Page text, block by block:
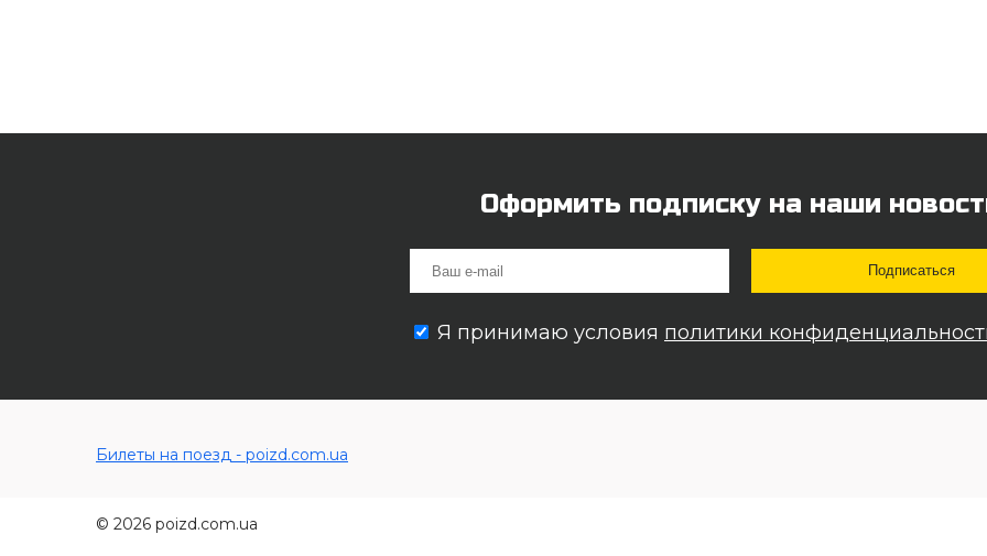
Оформить подписку на наши
Я принимаю условия политики
Билеты на поезд - poizd.com.ua
© 2026 poizd.com.ua